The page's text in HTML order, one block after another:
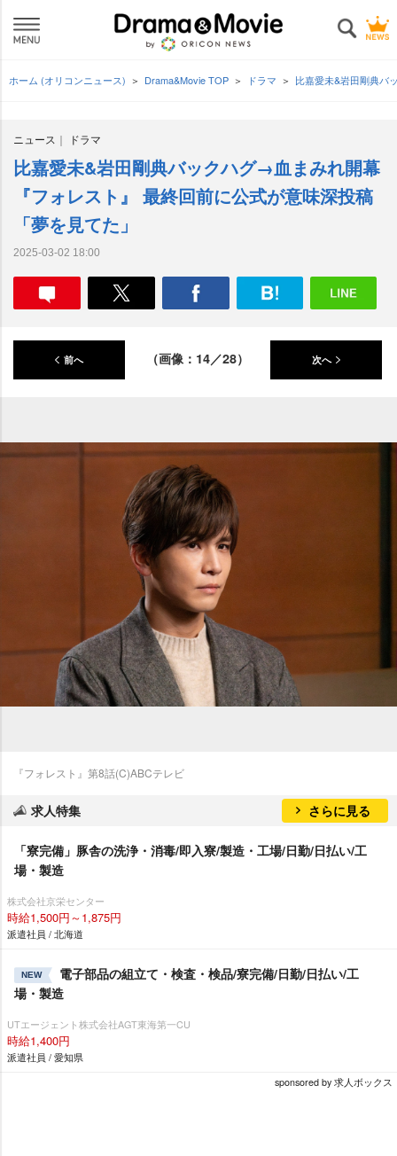
ホーム (オリコンニュース) Drama&Movie TOP ドラマ 比嘉愛未&岩田剛典バ
ニュース ドラマ
比嘉愛未&岩田剛典バックハグ→血まみれ開幕
『フォレスト』 最終回前に公式が意味深投稿
「夢を見てた」
2025-03-02 18:00
前へ （画像：14／28） 次へ
『フォレスト』第8話(C)ABCテレビ
求人特集 さらに見る
「寮完備」豚舎の洗浄・消毒/即入寮/製造・工場/日勤/日払い/工
場・製造
株式会社京栄センター
時給1,500円～1,875円
派遣社員 / 北海道
NEW
電子部品の組立て・検査・検品/寮完備/日勤/日払い/工
場・製造
UTエージェント株式会社AGT東海第一CU
時給1,400円
派遣社員 / 愛知県
sponsored by 求人ボックス